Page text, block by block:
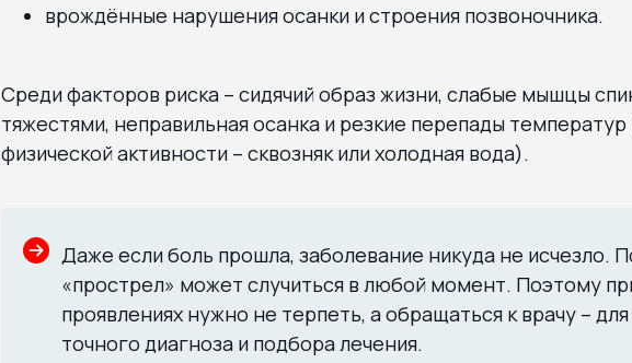
врождённые нарушения осанки и строения позвоночника.
Среди факторов риска – сидячий образ жизни, слабые мышцы
тяжестями, неправильная осанка и резкие перепады
физической активности – сквозняк или холодная вода).
Даже если боль прошла, заболевание никуда не исчезло.
«прострел» может случиться в любой момент. Поэтому
проявлениях нужно не терпеть, а обращаться к врачу –
точного диагноза и подбора лечения.